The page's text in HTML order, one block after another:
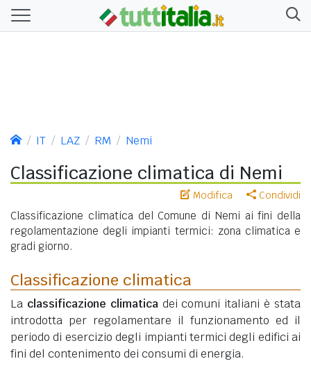
IT LAZ RM Nemi
Classificazione climatica di Nemi
Modifica Condividi
Classificazione climatica del Comune di Nemi ai fini della
regolamentazione degli impianti termici: zona climatica e
gradi giorno.
Classificazione climatica
La classificazione climaticadei comuni italiani è stata
introdotta per regolamentare il funzionamento ed il
periodo di esercizio degli impianti termici degli edifici ai
fini del contenimento dei consumi di energia.